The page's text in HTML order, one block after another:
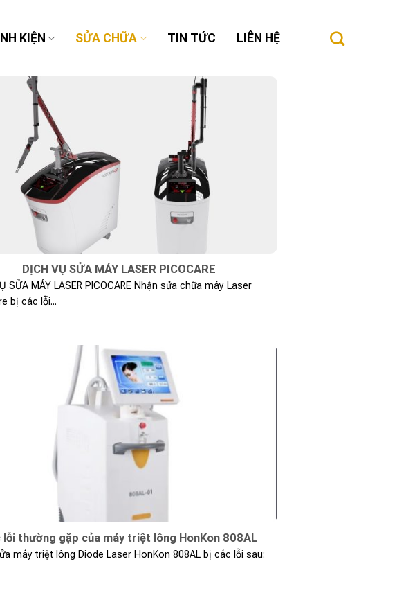
KIỆN SỬA CHỮA TIN TỨC LIÊN HỆ
DỊCH VỤ SỬA MÁY LASER PICOCARE
SỬA MÁY LASER PICOCARE Nhận sửa chữa máy Laser
bị các lỗi...
lỗi thường gặp của máy triệt lông HonKon 808AL
máy triệt lông Diode Laser HonKon 808AL bị các lỗi sau: